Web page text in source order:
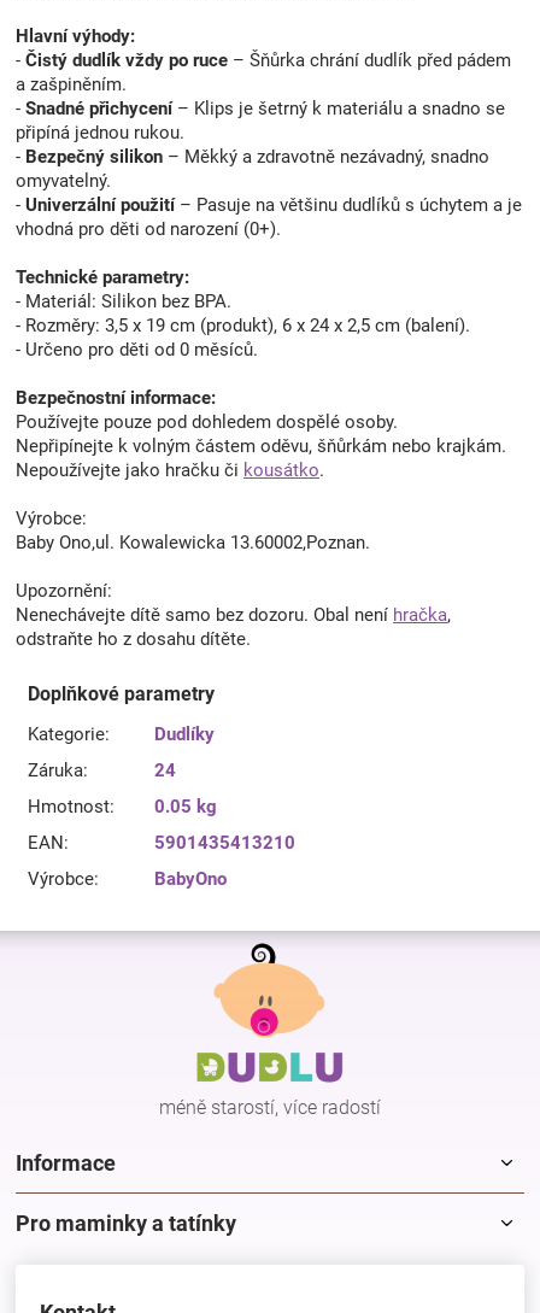
Hlavní výhody:
- Čistý dudlík vždy po ruce – Šňůrka chrání dudlík před pádem
a zašpiněním.
- Snadné přichycení– Klips je šetrný k materiálu a snadno se
připíná jednou rukou.
- Bezpečný silikon – Měkký a zdravotně nezávadný, snadno
omyvatelný.
- Univerzální použití– Pasuje na většinu dudlíků s úchytem a je
vhodná pro děti od narození (0+).
Technické parametry:
- Materiál: Silikon bez BPA.
- Rozměry: 3,5 x 19 cm (produkt), 6 x 24 x 2,5 cm (balení).
- Určeno pro děti od 0 měsíců.
Bezpečnostní informace:
Používejte pouze pod dohledem dospělé osoby.
Nepřipínejte k volným částem oděvu, šňůrkám nebo krajkám.
Nepoužívejte jako hračku či kousátko.
Výrobce:
Baby Ono,ul. Kowalewicka 13.60002,Poznan.
Upozornění:
Nenechávejte dítě samo bez dozoru. Obal není hračka,
odstraňte ho z dosahu dítěte.
Doplňkové parametry
Kategorie:
Dudlíky
Záruka:
24
Hmotnost:
0.05 kg
EAN:
5901435413210
Výrobce: BabyOno
Z
méně starostí, více radostí
Informace
Pro maminky a tatínky